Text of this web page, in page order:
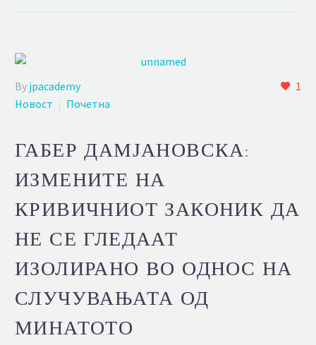
1
By jpacademy
Новост
Почетна
ГАБЕР ДАМЈАНОВСКА:
ИЗМЕНИТЕ НА
КРИВИЧНИОТ ЗАКОНИК ДА
НЕ СЕ ГЛЕДААТ
ИЗОЛИРАНО ВО ОДНОС НА
СЛУЧУВАЊАТА ОД
МИНАТОТО